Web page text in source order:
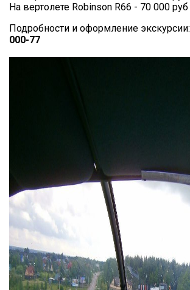
На вертолете Robinson R66 - 70 000 руб
Подробности и оформление экскурсии:
000-77